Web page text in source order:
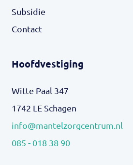
Subsidie
Contact
Hoofdvestiging
Witte Paal 347
1742 LE Schagen
info@mantelzorgcentrum.nl
085 - 018 38 90